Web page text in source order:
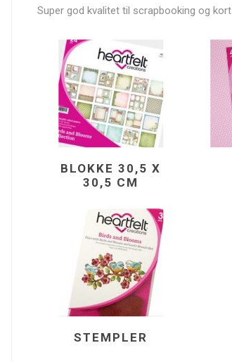
Super god kvalitet til scrapbooking og kort
BLOKKE 30,5 X
30,5 CM
STEMPLER